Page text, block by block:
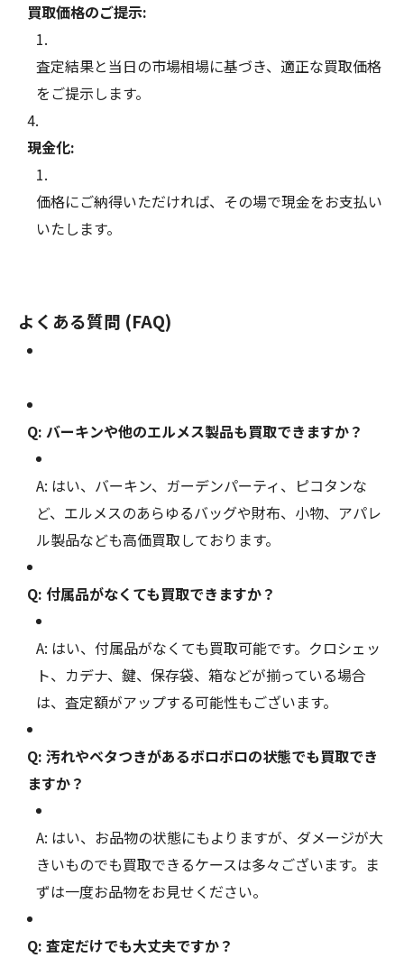
買取価格のご提示:
査定結果と当日の市場相場に基づき、適正な買取価格
をご提示します。
現金化:
価格にご納得いただければ、その場で現金をお支払い
いたします。
よくある質問 (FAQ)
Q: バーキンや他のエルメス製品も買取できますか？
A: はい、バーキン、ガーデンパーティ、ピコタンな
ど、エルメスのあらゆるバッグや財布、小物、アパレ
ル製品なども高価買取しております。
Q: 付属品がなくても買取できますか？
A: はい、付属品がなくても買取可能です。クロシェッ
ト、カデナ、鍵、保存袋、箱などが揃っている場合
は、査定額がアップする可能性もございます。
Q: 汚れやベタつきがあるボロボロの状態でも買取でき
ますか？
A: はい、お品物の状態にもよりますが、ダメージが大
きいものでも買取できるケースは多々ございます。ま
ずは一度お品物をお見せください。
Q: 査定だけでも大丈夫ですか？